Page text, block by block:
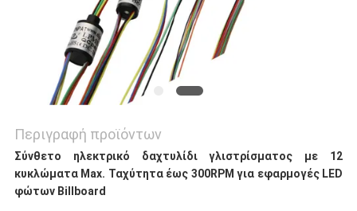
Περιγραφή προϊόντων
Σύνθετο ηλεκτρικό δαχτυλίδι γλιστρίσματος με 12
κυκλώματα Max. Ταχύτητα έως 300RPM για εφαρμογές LED
φώτων Billboard